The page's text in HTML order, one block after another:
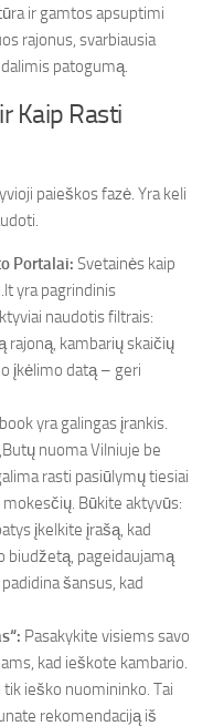
ir gamtos apsuptimi
rajonus, svarbiausia
patogumą.
Kaip Rasti
paieškos fazė. Yra keli
Portalai: Svetainės kaip
yra pagrindinis
naudotis filtrais:
rajoną, kambarių skaičių
įkėlimo datą – geri
yra galingas įrankis.
nuoma Vilniuje be
rasti pasiūlymų tiesiai
Būkite aktyvūs:
įkelkite įrašą, kad
biudžetą, pageidaujamą
šansus, kad
Pasakykite visiems savo
kad ieškote kambario.
ieško nuomininko. Tai
rekomendaciją iš